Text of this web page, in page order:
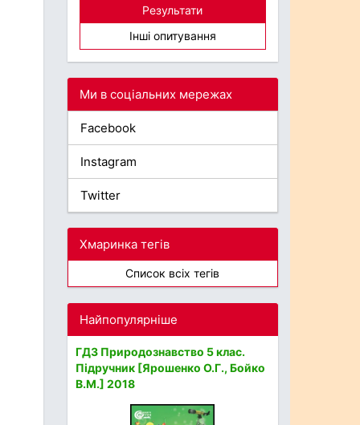
Результати
Інші опитування
Ми в соціальних мережах
Facebook
Instagram
Twitter
Хмаринка тегів
Список всіх тегів
Найпопулярніше
ГДЗ Природознавство 5 клас.
Підручник [Ярошенко О.Г., Бойко
В.М.] 2018